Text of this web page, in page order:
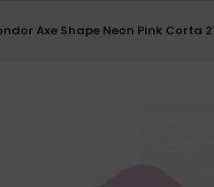
Axe Shape Neon Pink Corta